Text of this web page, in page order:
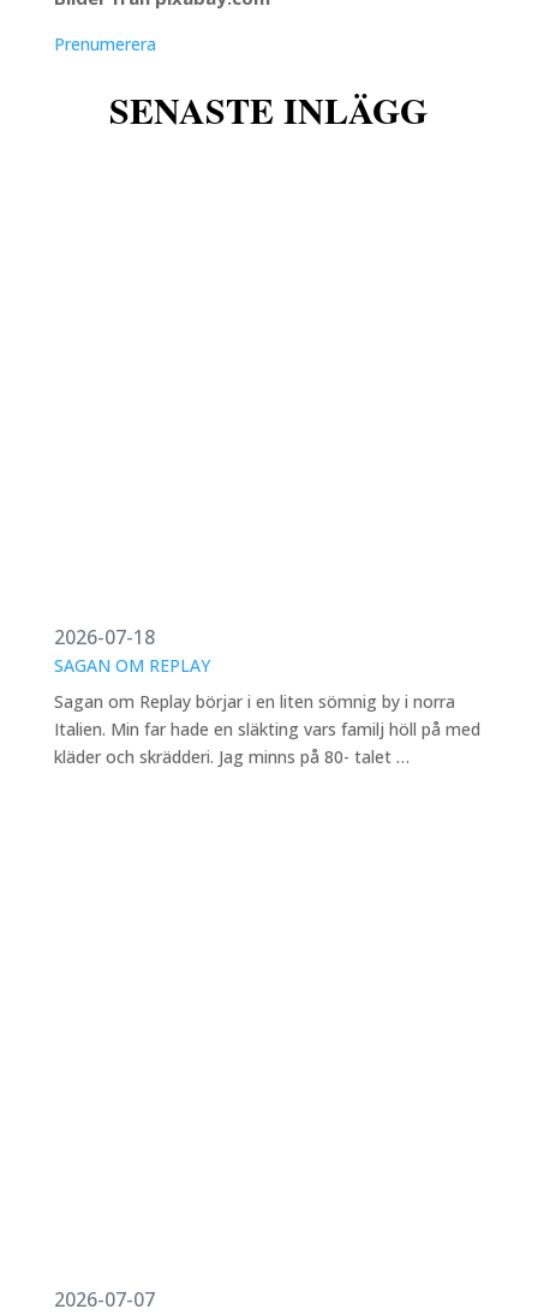
Prenumerera
SENASTE INLÄGG
2026-07-18
SAGAN OM REPLAY
Sagan om Replay börjar i en liten sömnig by i norra
Italien. Min far hade en släkting vars familj höll på med
kläder och skrädderi. Jag minns på 80- talet …
2026-07-07